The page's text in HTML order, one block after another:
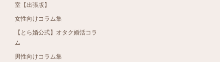
室【出張版】
女性向けコラム集
【とら婚公式】オタク婚活コラ
ム
男性向けコラム集